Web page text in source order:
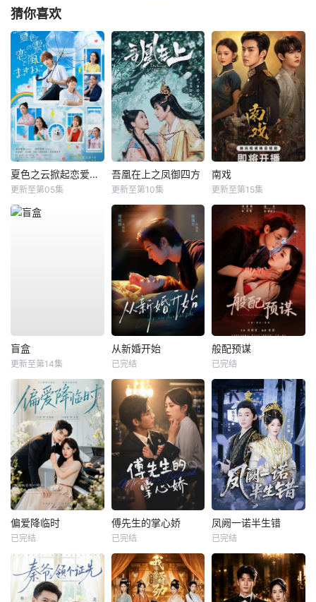
猜你喜欢
夏色之云掀起恋爱与风暴
更新至第05集
吾凰在上之凤御四方
更新至第10集
南戏
更新至第15集
盲盒
更新至第14集
从新婚开始
已完结
般配预谋
已完结
偏爱降临时
已完结
傅先生的掌心娇
已完结
凤阙一诺半生错
已完结